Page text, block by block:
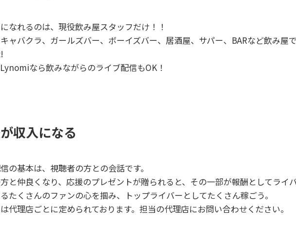
なれるのは、現役飲み屋スタッフだけ！！
ャバクラ、ガールズバー、ボーイズバー、居酒屋、サパー、BARなど飲み屋
なら飲みながらのライブ配信もOK！
収入になる
の基本は、視聴者の方との会話です。
と仲良くなり、応援のプレゼントが贈られると、その一部が報酬としてライ
たくさんのファンの心を掴み、トップライバーとしてたくさん稼ごう。
代理店ごとに定められております。担当の代理店にお問い合わせください。